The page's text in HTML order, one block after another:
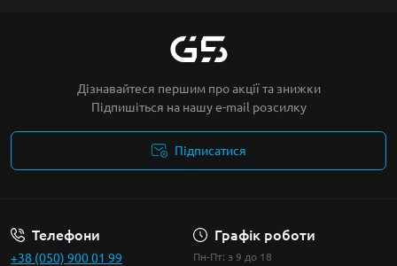
Дізнавайтеся першим про акції та знижки
Підпишіться на нашу e-mail розсилку
Підписатися
Телефони
+38 (050) 900 01 99
Графік роботи
Пн-Пт: з 9 до 18